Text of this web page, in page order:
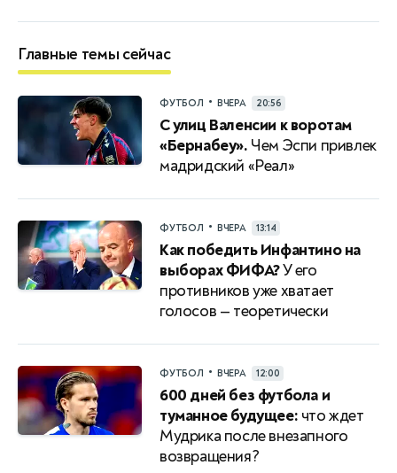
Главные темы сейчас
ФУТБОЛ • ВЧЕРА 20:56
С улиц Валенсии к воротам
«Бернабеу». Чем Эспи привлек
мадридский «Реал»
ФУТБОЛ • ВЧЕРА 13:14
Как победить Инфантино на
выборах ФИФА?У его
противников уже хватает
голосов — теоретически
ФУТБОЛ • ВЧЕРА 12:00
600 дней без футбола и
туманное будущее: что ждет
Мудрика после внезапного
возвращения?